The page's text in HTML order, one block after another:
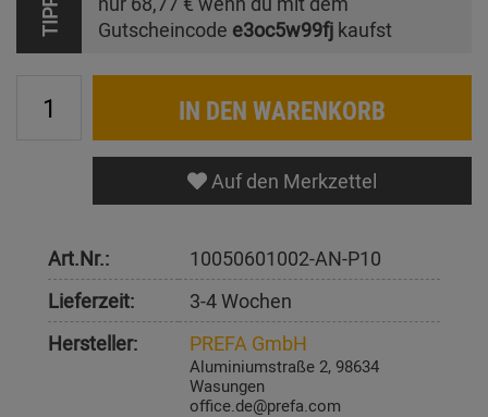
TIPP
Gutscheincode e3oc5w99fj kaufst
IN DEN WARENKORB
Auf den Merkzettel
Art.Nr.:
10050601002-AN-P10
Lieferzeit:
3-4 Wochen
Hersteller:
PREFA GmbH
Aluminiumstraße 2, 98634
Wasungen
office.de@prefa.com